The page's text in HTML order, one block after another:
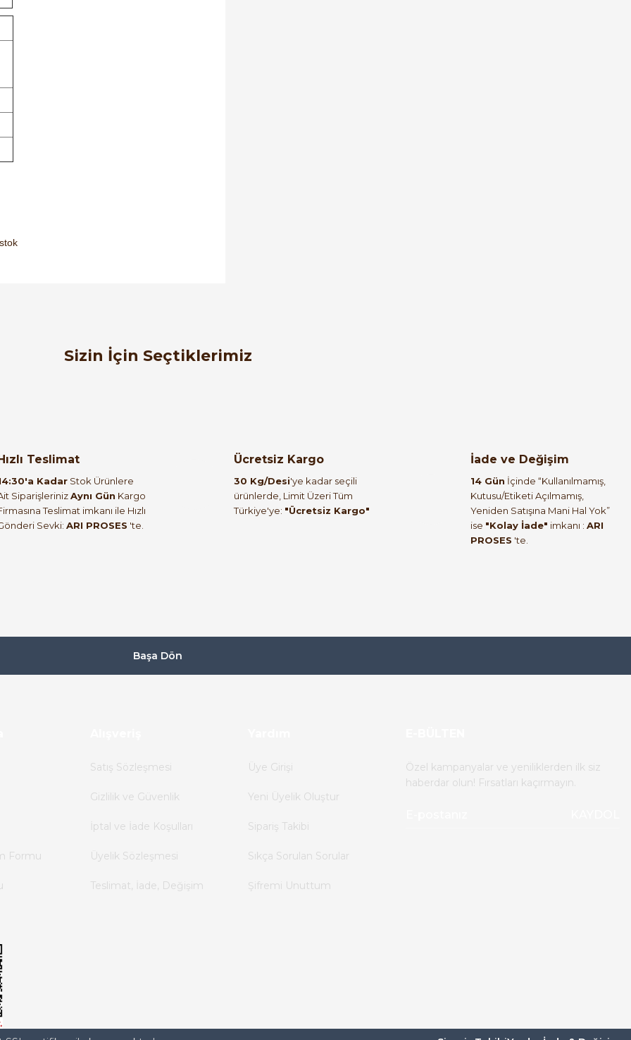
Sizin İçin Seçtiklerimiz
2.191,88 TL
%57
Prysmian Kablo
Prysmian 3x1,5 TTR Siyah PVC Enerji Kablosu - 100 Metre
SIEMENS 7KM3220-1BA01-1EA0 SENTRON PAC3220 Güç Analizörü
23.519,28 TL
Teslimat
Kadar Stok Ürünlere
SiparişlerinizAynı Gün Kargo
Teslimat imkanı ile Hızlı
Sevki: ARI PROSES 'te.
Ücretsiz Kargo
30 Kg/Desi'ye kadar seçili
ürünlerde, Limit Üzeri Tüm
Türkiye'ye: "Ücretsiz Kargo"
İade ve Değişim
14 Gün İçinde “Kullanılmamış,
Kutusu/Etiketi Açılmamış,
Yeniden Satışına Mani Hal Yok”
ise "Kolay İade" imkanı : ARI
PROSES 'te.
Başa Dön
Formu
Satış Sözleşmesi
Gizlilik ve Güvenlik
İptal ve İade Koşulları
Üyelik Sözleşmesi
Teslimat, İade, Değişim
Üye Girişi
Yeni Üyelik Oluştur
Sipariş Takibi
Sıkça Sorulan Sorular
Şifremi Unuttum
Özel kampanyalar ve yeniliklerden ilk siz
haberdar olun! Fırsatları kaçırmayın.